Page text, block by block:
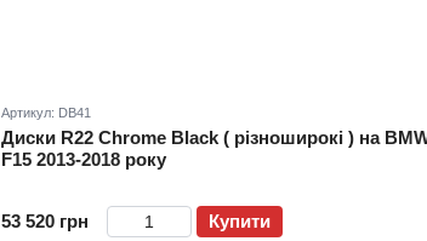
Артикул: DB41
Диски R22 Chrome Black ( різноширокі ) на
F15 2013-2018 року
53 520 грн Купити